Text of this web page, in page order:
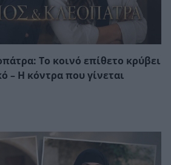
Το κοινό επίθετο κρύβει
– Η κόντρα που γίνεται